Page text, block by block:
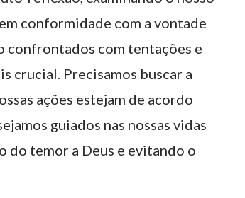
conformidade com a vontade
confrontados com tentações e
crucial. Precisamos buscar a
ações estejam de acordo
guiados nas nossas vidas
do temor a Deus e evitando o